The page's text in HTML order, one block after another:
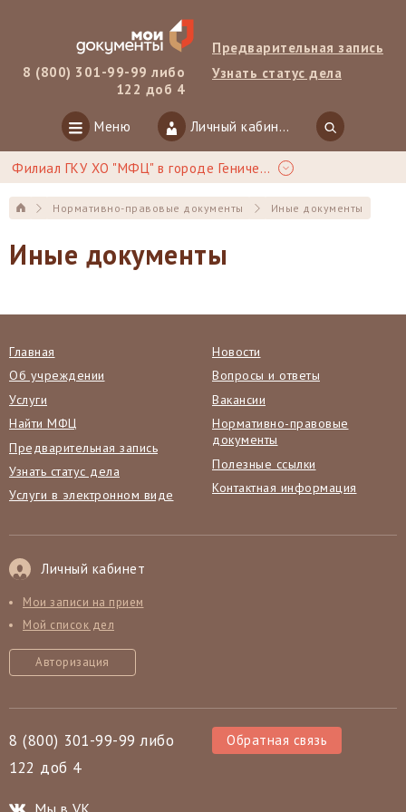
8 (800) 301-99-99 либо
122 доб 4
Предварительная запись
Узнать статус дела
Меню Личный кабинет
Филиал ГКУ ХО "МФЦ" в городе Геническ
Нормативно-правовые документы Иные документы
Иные документы
Главная
Об учреждении
Услуги
Найти МФЦ
Предварительная запись
Узнать статус дела
Услуги в электронном виде
Новости
Вопросы и ответы
Вакансии
Нормативно-правовые
документы
Полезные ссылки
Контактная информация
Личный кабинет
Мои записи на прием
Мой список дел
Авторизация
8 (800) 301-99-99 либо
122 доб 4
Обратная связь